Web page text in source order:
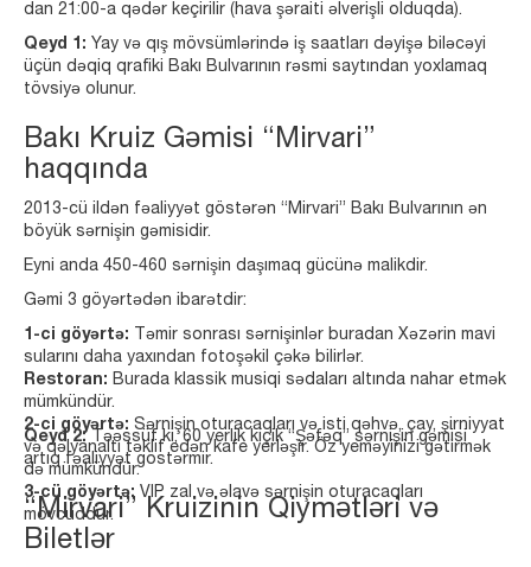
dan 21:00-a qədər keçirilir (hava şəraiti əlverişli olduqda).
Qeyd 1: Yay və qış mövsümlərində iş saatları dəyişə biləcəyi
üçün dəqiq qrafiki Bakı Bulvarının rəsmi saytından yoxlamaq
tövsiyə olunur.
Bakı Kruiz Gəmisi “Mirvari”
haqqında
2013-cü ildən fəaliyyət göstərən “Mirvari” Bakı Bulvarının ən
böyük sərnişin gəmisidir.
Eyni anda 450-460 sərnişin daşımaq gücünə malikdir.
Gəmi 3 göyərtədən ibarətdir:
1-ci göyərtə: Təmir sonrası sərnişinlər buradan Xəzərin mavi
sularını daha yaxından fotoşəkil çəkə bilirlər.
Restoran: Burada klassik musiqi sədaları altında nahar etmək
mümkündür.
2-ci göyərtə: Sərnişin oturacaqları və isti qəhvə, çay, şirniyyat
və qəlyanaltı təklif edən kafe yerləşir. Öz yeməyinizi gətirmək
də mümkündür.
3-cü göyərtə: VIP zal və əlavə sərnişin oturacaqları
mövcuddur.
Qeyd 2:Təəssüf ki, 60 yerlik kiçik “Şəfəq” sərnişin gəmisi
artıq fəaliyyət göstərmir.
“Mirvari” Kruizinin Qiymətləri və
Biletlər